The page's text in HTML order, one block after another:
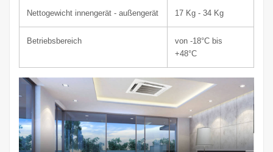
Nettogewicht innengerät - außengerät 17 Kg - 34 Kg
Betriebsbereich
von -18°C bis
+48°C